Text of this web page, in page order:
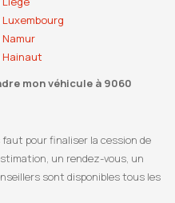
Hainaut
mon véhicule à 9060
faut pour finaliser la cession de
un rendez-vous, un
sont disponibles tous les